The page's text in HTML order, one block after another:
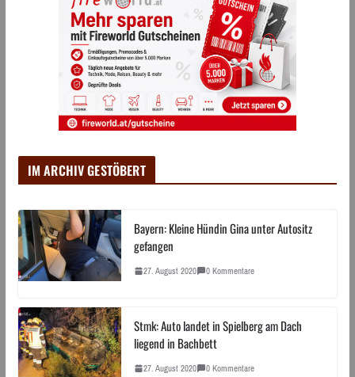
IM ARCHIV GESTÖBERT
Bayern: Kleine Hündin Gina unter Autositz
gefangen
27. August 2020 0 Kommentare
Stmk: Auto landet in Spielberg am Dach
liegend in Bachbett
27. August 2020 0 Kommentare